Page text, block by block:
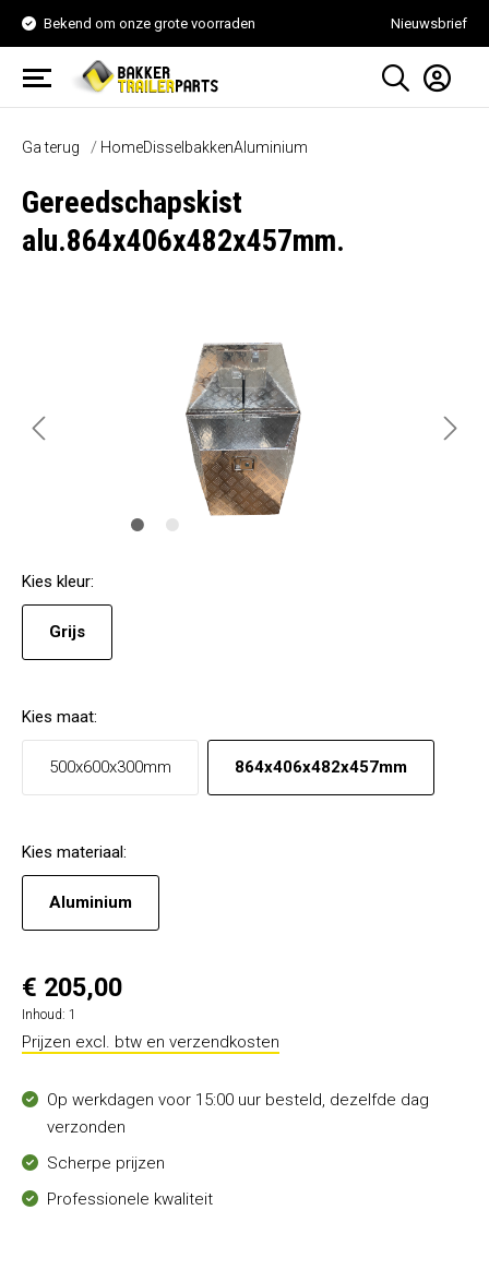
Bekend om onze grote voorraden Nieuwsbrief
Ga terug HomeDisselbakkenAluminium
Gereedschapskist
alu.864x406x482x457mm.
Kies kleur:
Grijs
Kies maat:
500x600x300mm 864x406x482x457mm
Kies materiaal:
Aluminium
€ 205,00
Inhoud: 1
Prijzen excl. btw en verzendkosten
Op werkdagen voor 15:00 uur besteld, dezelfde dag
verzonden
Scherpe prijzen
Professionele kwaliteit